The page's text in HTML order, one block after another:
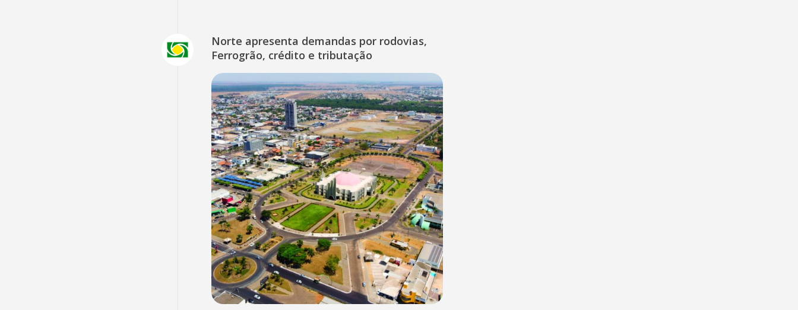
Norte apresenta demandas por rodovias,
Ferrogrão, crédito e tributação